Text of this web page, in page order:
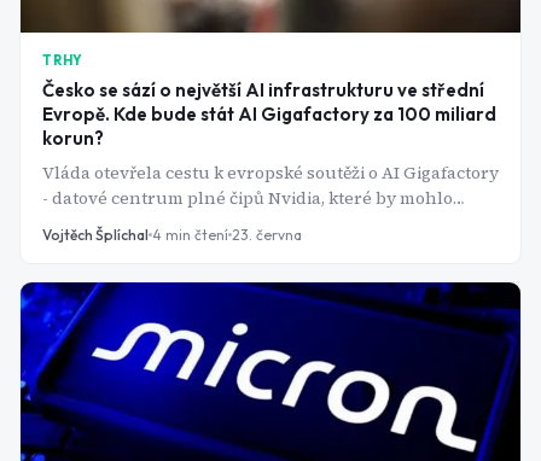
TRHY
Česko se sází o největší AI infrastrukturu ve střední
Evropě. Kde bude stát AI Gigafactory za 100 miliard
korun?
Vláda otevřela cestu k evropské soutěži o AI Gigafactory
- datové centrum plné čipů Nvidia, které by mohlo
změnit pozici Česka v globálním závodu o umělou
inteligenci.
Vojtěch Šplíchal 4 min čtení 23. června